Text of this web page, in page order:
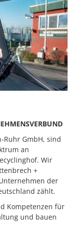
Ruhr GmbH, sind
an
Wir
+
der
zählt.
Kompetenzen für
und bauen